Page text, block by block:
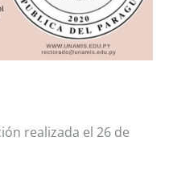
realizada el 26 de